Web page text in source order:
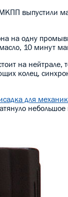
выпустили
на одну
10 минут
на
колец,
для